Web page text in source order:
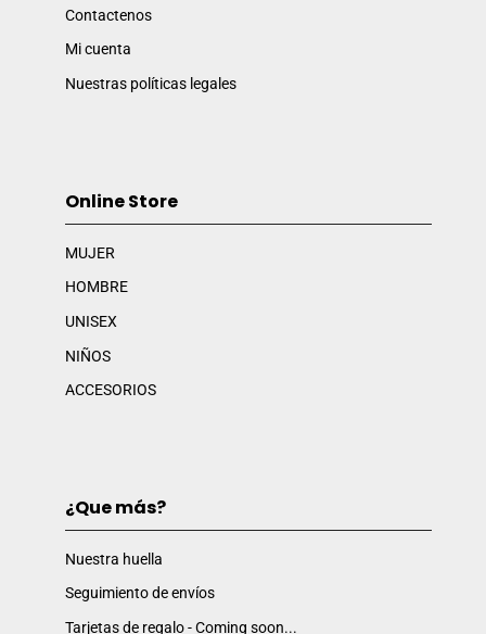
Contactenos
Mi cuenta
Nuestras políticas legales
Online Store
MUJER
HOMBRE
UNISEX
NIÑOS
ACCESORIOS
¿Que más?
Nuestra huella
Seguimiento de envíos
Tarjetas de regalo - Coming soon...